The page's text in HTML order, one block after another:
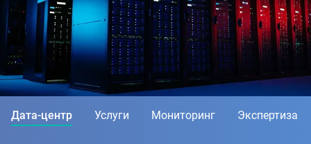
Дата-центр Услуги Мониторинг Экспертиза